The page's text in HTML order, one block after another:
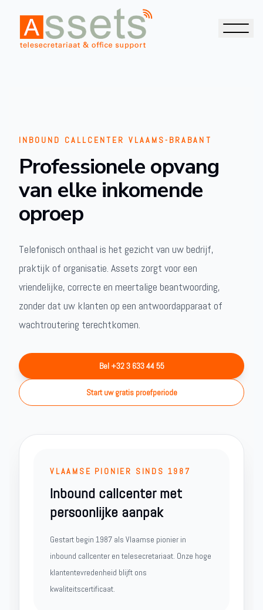
INBOUND CALLCENTER VLAAMS-BRABANT
Professionele opvang
van elke inkomende
oproep
Telefonisch onthaal is het gezicht van uw bedrijf,
praktijk of organisatie. Assets zorgt voor een
vriendelijke, correcte en meertalige beantwoording,
zonder dat uw klanten op een antwoordapparaat of
wachtroutering terechtkomen.
Bel +32 3 633 44 55
Start uw gratis proefperiode
VLAAMSE PIONIER SINDS 1987
Inbound callcenter met
persoonlijke aanpak
Gestart begin 1987 als Vlaamse pionier in
inbound callcenter en telesecretariaat. Onze hoge
klantentevredenheid blijft ons
kwaliteitscertificaat.